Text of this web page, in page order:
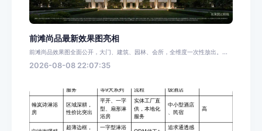
前滩尚品最新效果图亮相
前滩尚品效果图全面公开，大门、建筑、园林、会所，全维度一次性放出。...
2026-08-08 22:07:35